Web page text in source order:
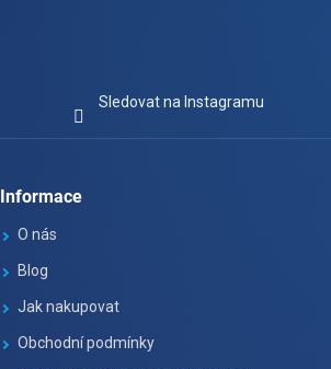
Sledovat na Instagramu
Informace
O nás
Blog
Jak nakupovat
Obchodní podmínky